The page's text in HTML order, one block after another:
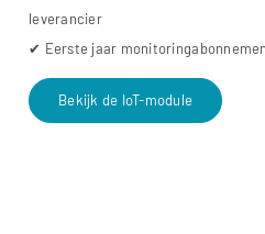
leverancier
✔ Eerste jaar
Bekijk de IoT-module